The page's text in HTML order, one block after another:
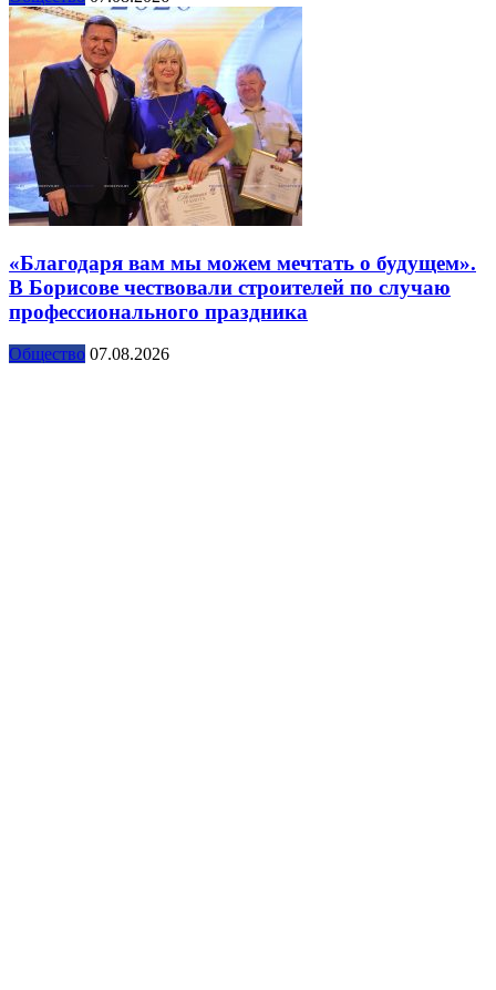
«Благодаря вам мы можем мечтать о будущем».
В Борисове чествовали строителей по случаю
профессионального праздника
Общество 07.08.2026